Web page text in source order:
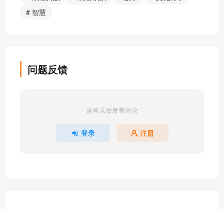
15【黎丘老丈】真假不分，误杀儿子
18【为虎作伥】被老虎吃掉的人，却帮老虎害人！
19【释鹿得人】用一只鹿换得国君的信任
22【博士买驴】文章写得很长，却说不到点子上
23【暴虎冯河】勇猛的子路惨死在叛军刀下
24【不名一钱】靠拍马屁得来的成功，终究是一场
# 智慧
问题反馈
请登录后发表评论
登录 注册